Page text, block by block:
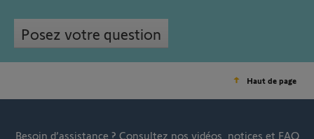
Posez votre question
Haut de page
Besoin d’assistance ? Consultez nos vidéos, notices et FAQ